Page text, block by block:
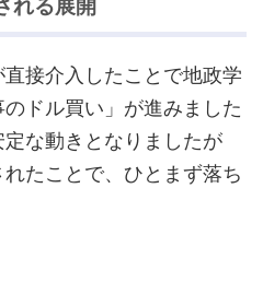
れる展開
接介入したことで地政学
ドル買い」が進みました
な動きとなりましたが
たことで、ひとまず落ち